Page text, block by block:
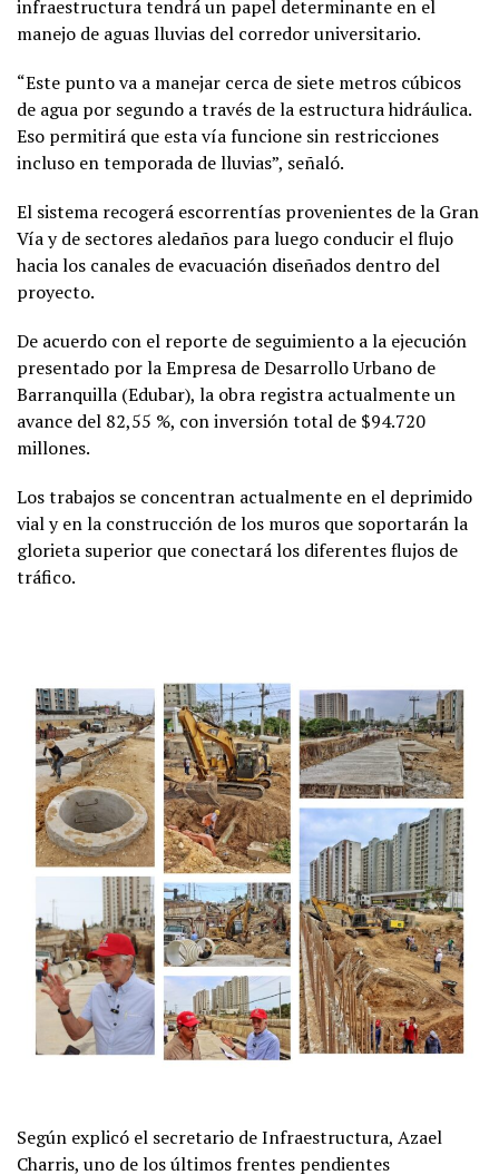
infraestructura tendrá un papel determinante en el
manejo de aguas lluvias del corredor universitario.
“Este punto va a manejar cerca de siete metros cúbicos
de agua por segundo a través de la estructura hidráulica.
Eso permitirá que esta vía funcione sin restricciones
incluso en temporada de lluvias”, señaló.
El sistema recogerá escorrentías provenientes de la Gran
Vía y de sectores aledaños para luego conducir el flujo
hacia los canales de evacuación diseñados dentro del
proyecto.
De acuerdo con el reporte de seguimiento a la ejecución
presentado por la Empresa de Desarrollo Urbano de
Barranquilla (Edubar), la obra registra actualmente un
avance del 82,55 %, con inversión total de $94.720
millones.
Los trabajos se concentran actualmente en el deprimido
vial y en la construcción de los muros que soportarán la
glorieta superior que conectará los diferentes flujos de
tráfico.
Según explicó el secretario de Infraestructura, Azael
Charris, uno de los últimos frentes pendientes